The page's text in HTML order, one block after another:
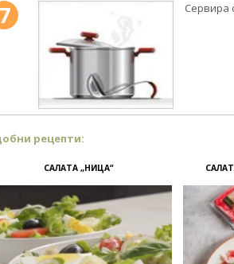
7 Сервира
рецепти:
САЛАТА „НИЦА“